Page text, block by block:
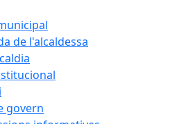
de l'alcaldessa
govern